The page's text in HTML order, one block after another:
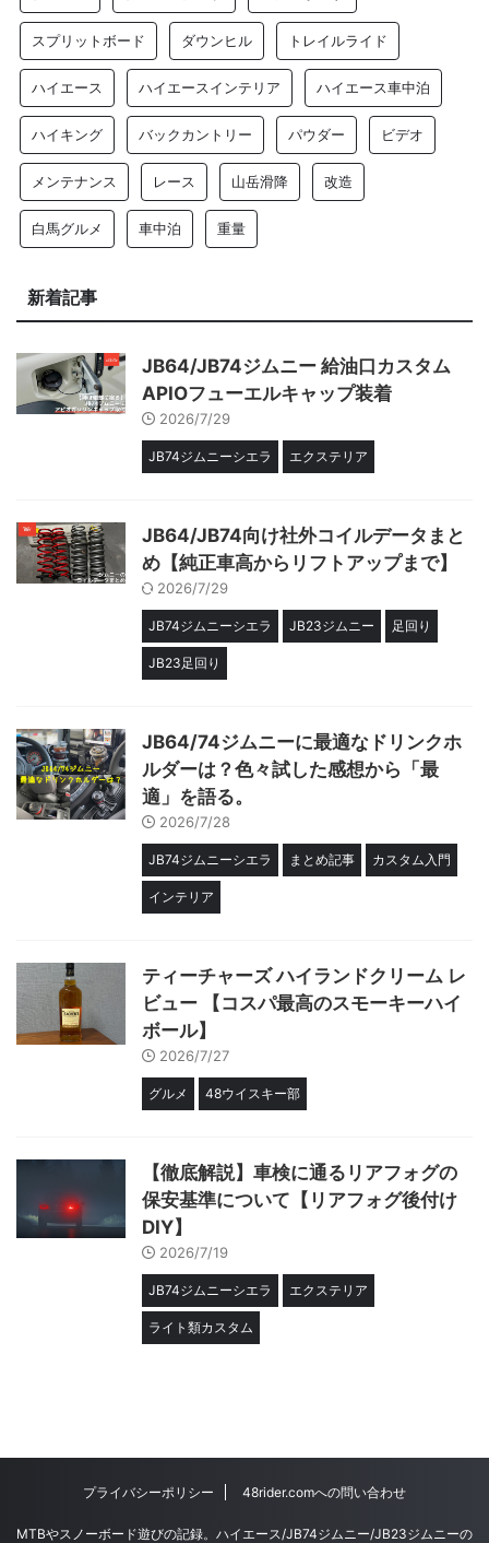
スプリットボード ダウンヒル トレイルライド
ハイエース ハイエースインテリア ハイエース車中泊
ハイキング バックカントリー パウダー ビデオ
メンテナンス レース 山岳滑降 改造
白馬グルメ 車中泊 重量
新着記事
JB64/JB74ジムニー 給油口カスタム
APIOフューエルキャップ装着
2026/7/29
JB74ジムニーシエラ エクステリア
JB64/JB74向け社外コイルデータまと
め【純正車高からリフトアップまで】
2026/7/29
JB74ジムニーシエラ JB23ジムニー 足回り
JB23足回り
JB64/74ジムニーに最適なドリンクホ
ルダーは？色々試した感想から「最
適」を語る。
2026/7/28
JB74ジムニーシエラ まとめ記事 カスタム入門
インテリア
ティーチャーズ ハイランドクリーム レ
ビュー 【コスパ最高のスモーキーハイ
ボール】
2026/7/27
グルメ 48ウイスキー部
【徹底解説】車検に通るリアフォグの
保安基準について【リアフォグ後付け
DIY】
2026/7/19
JB74ジムニーシエラ エクステリア
ライト類カスタム
プライバシーポリシー 48rider.comへの問い合わせ
MTBやスノーボード遊びの記録。ハイエース/JB74ジムニー/JB23ジムニーの